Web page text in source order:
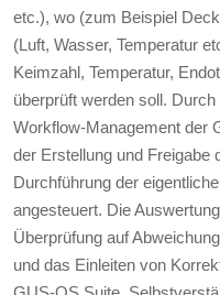
etc.), wo (zum Beispiel
(Luft, Wasser, Temperatur
Keimzahl, Temperatur,
überprüft werden soll.
Workflow-Management der
der Erstellung und Freigabe
Durchführung der
angesteuert. Die
Überprüfung auf
und das Einleiten von